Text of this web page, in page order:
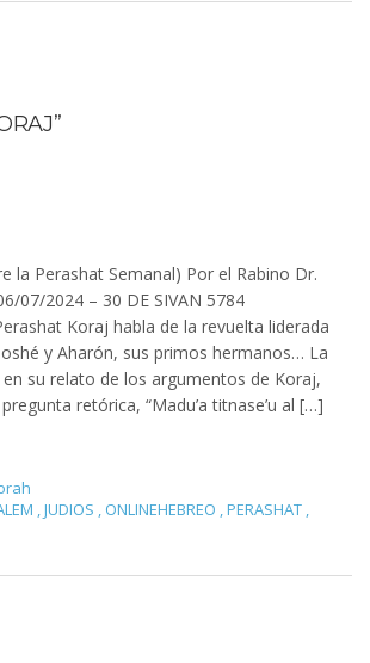
la Perashat Semanal) Por el Rabino Dr.
07/2024 – 30 DE SIVAN 5784
Koraj habla de la revuelta liderada
y Aharón, sus primos hermanos… La
su relato de los argumentos de Koraj,
retórica, “Madu’a titnase’u al […]
,JUDIOS , ONLINEHEBREO ,PERASHAT ,